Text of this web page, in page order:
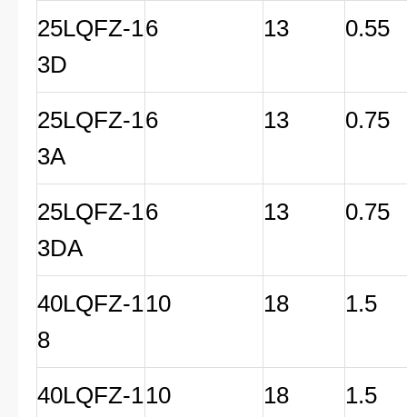
25LQFZ-1
3D
6 13 0.55
25LQFZ-1
3A
6 13 0.75
25LQFZ-1
3DA
6 13 0.75
40LQFZ-1
8
10 18 1.5
40LQFZ-110 18 1.5